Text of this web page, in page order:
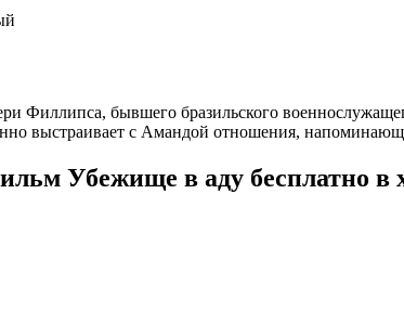
Филлипса, бывшего бразильского
выстраивает с Амандой отношения,
Убежище в аду бесплатно в